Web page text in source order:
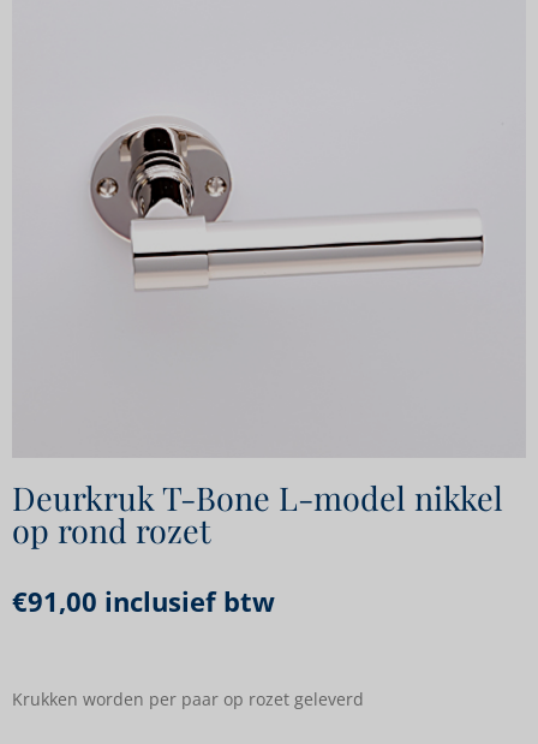
Deurkruk T-Bone L-model nikkel
op rond rozet
€91,00 inclusief btw
Krukken worden per paar op rozet geleverd